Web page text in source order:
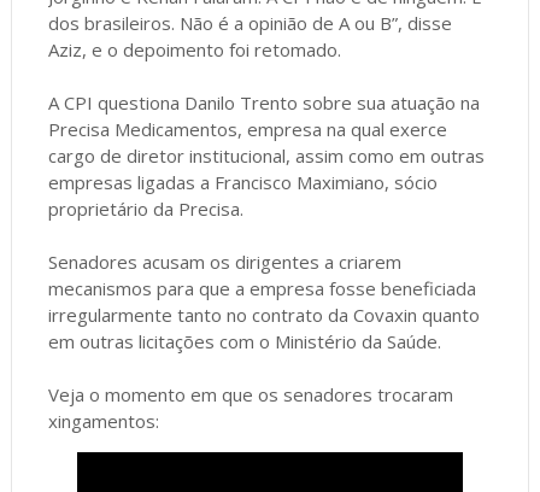
dos brasileiros. Não é a opinião de A ou B”, disse
Aziz, e o depoimento foi retomado.
A CPI questiona Danilo Trento sobre sua atuação na
Precisa Medicamentos, empresa na qual exerce
cargo de diretor institucional, assim como em outras
empresas ligadas a Francisco Maximiano, sócio
proprietário da Precisa.
Senadores acusam os dirigentes a criarem
mecanismos para que a empresa fosse beneficiada
irregularmente tanto no contrato da Covaxin quanto
em outras licitações com o Ministério da Saúde.
Veja o momento em que os senadores trocaram
xingamentos: